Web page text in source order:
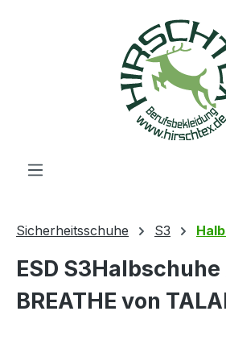
Sicherheitsschuhe S3
ESD S3Halbschuhe
BREATHE von